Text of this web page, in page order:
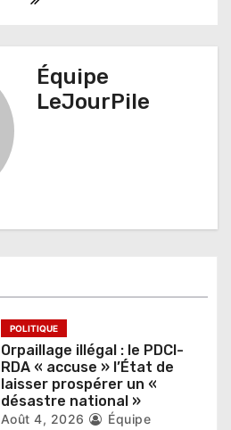
Équipe
LeJourPile
POLITIQUE
Orpaillage illégal : le PDCI-
RDA « accuse » l’État de
laisser prospérer un «
désastre national »
Août 4, 2026
Équipe